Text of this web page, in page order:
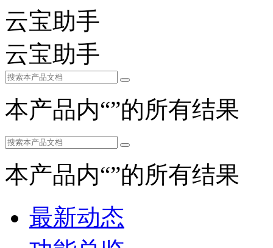
云宝助手
云宝助手
本产品内“”的所有结果
本产品内“”的所有结果
最新动态